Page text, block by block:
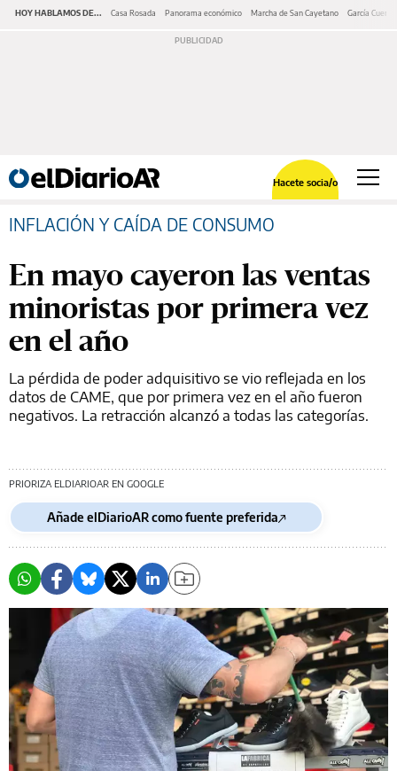
HOY HABLAMOS DE... Casa Rosada Panorama económico Marcha de San Cayetano García Cuerva
Hacete socia/o
INFLACIÓN Y CAÍDA DE CONSUMO
En mayo cayeron las ventas
minoristas por primera vez
en el año
La pérdida de poder adquisitivo se vio reflejada en los
datos de CAME, que por primera vez en el año fueron
negativos. La retracción alcanzó a todas las categorías.
PRIORIZA ELDIARIOAR EN GOOGLE
Añade elDiarioAR como fuente preferida